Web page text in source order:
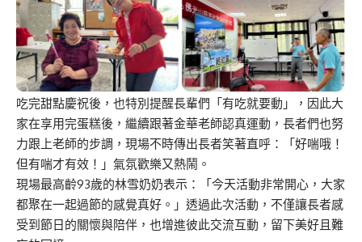
吃完甜點慶祝後，也特別提醒長輩們「有吃就要動」，因此大
家在享用完蛋糕後，繼續跟著金華老師認真運動，長者們也努
力跟上老師的步調，現場不時傳出長者笑著直呼：「好喘哦！
但有喘才有效！」氣氛歡樂又熱鬧。
現場最高齡93歲的林雪奶奶表示：「今天活動非常開心，大家
都聚在一起過節的感覺真好。」透過此次活動，不僅讓長者感
受到節日的關懷與陪伴，也增進彼此交流互動，留下美好且難